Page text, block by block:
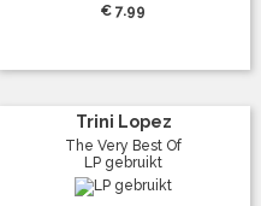
€ 7.99
Trini Lopez
The Very Best Of
LP gebruikt